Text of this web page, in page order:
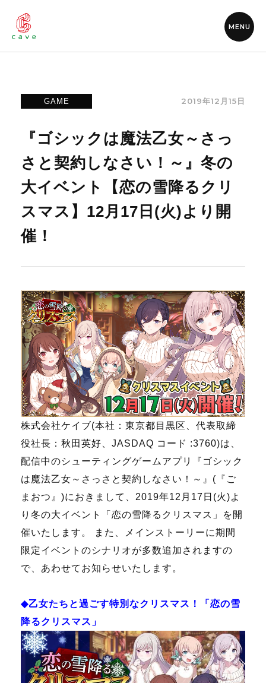
MENU
GAME 2019年12月15日
『ゴシックは魔法乙女～さっ
さと契約しなさい！～』冬の
大イベント【恋の雪降るクリ
スマス】12月17日(火)より開
催！
株式会社ケイブ(本社：東京都目黒区、代表取締
役社長：秋田英好、JASDAQ コード :3760)は、
配信中のシューティングゲームアプリ『ゴシック
は魔法乙女～さっさと契約しなさい！～』(『ご
まおつ』)におきまして、2019年12月17日(火)よ
り冬の大イベント「恋の雪降るクリスマス」を開
催いたします。 また、メインストーリーに期間
限定イベントのシナリオが多数追加されますの
で、あわせてお知らせいたします。
◆乙女たちと過ごす特別なクリスマス！「恋の雪
降るクリスマス」